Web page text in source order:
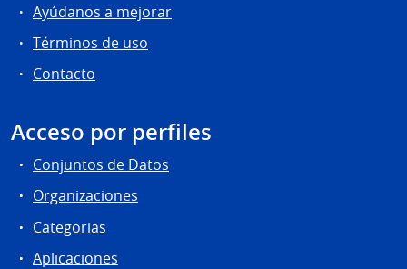
Ayúdanos a mejorar
Términos de uso
Contacto
Acceso por perfiles
Conjuntos de Datos
Organizaciones
Categorias
Aplicaciones